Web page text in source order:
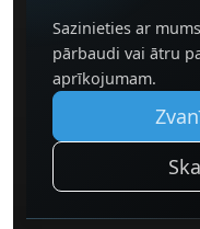
Sazinieties ar
pārbaudi vai ātru
aprīkojumam.